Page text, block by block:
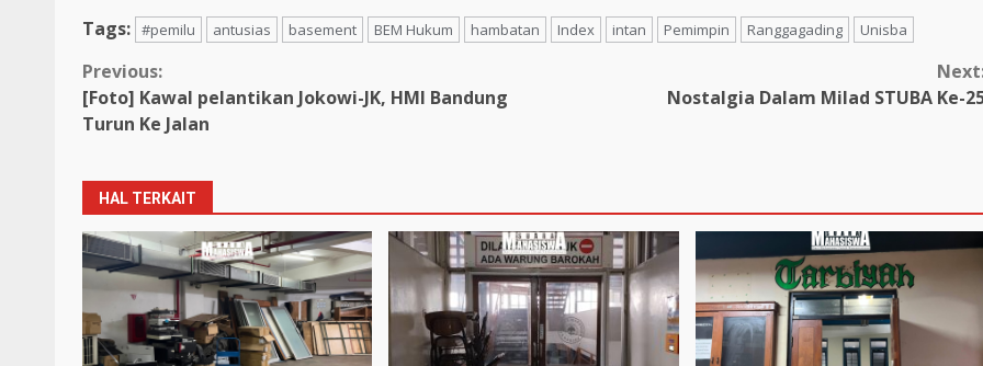
Tags: #pemilu antusias basement BEM Hukum hambatan Index intan Pemimpin Ranggagading Unisba
Previous:
[Foto] Kawal pelantikan Jokowi-JK, HMI Bandung
Turun Ke Jalan
Nostalgia Dalam Milad STUBA Ke-
HAL TERKAIT